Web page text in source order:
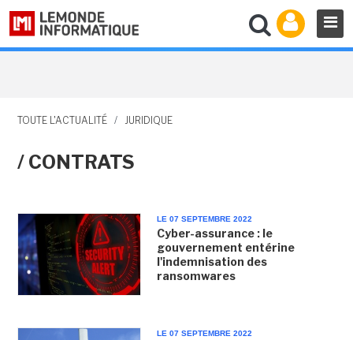
TOUTE L'ACTUALITÉ / JURIDIQUE
/ CONTRATS
LE 07 SEPTEMBRE 2022
Cyber-assurance : le
gouvernement entérine
l'indemnisation des
ransomwares
LE 07 SEPTEMBRE 2022